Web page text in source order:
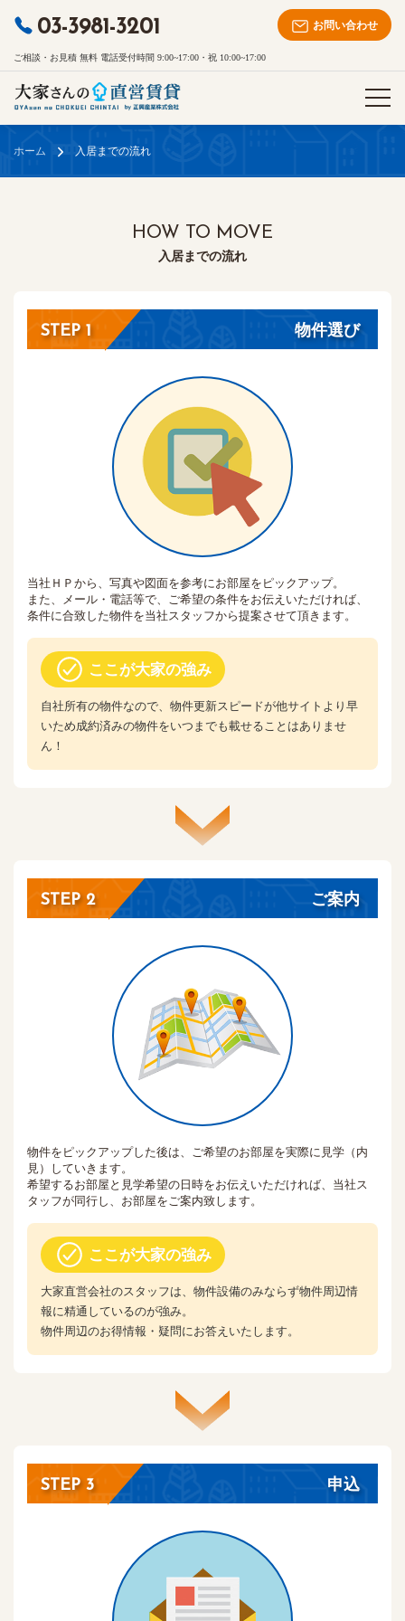
03-3981-3201
ご相談・お見積 無料 電話受付時間 9:00~17:00・祝 10:00~17:00
お問い合わせ
ホーム 入居までの流れ
HOW TO MOVE
入居までの流れ
物件選び
STEP 1
当社ＨＰから、写真や図面を参考にお部屋をピックアップ。
また、メール・電話等で、ご希望の条件をお伝えいただければ、
条件に合致した物件を当社スタッフから提案させて頂きます。
ここが大家の強み
自社所有の物件なので、物件更新スピードが他サイトより早
いため成約済みの物件をいつまでも載せることはありませ
ん！
ご案内
STEP 2
物件をピックアップした後は、ご希望のお部屋を実際に見学（内
見）していきます。
希望するお部屋と見学希望の日時をお伝えいただければ、当社ス
タッフが同行し、お部屋をご案内致します。
ここが大家の強み
大家直営会社のスタッフは、物件設備のみならず物件周辺情
報に精通しているのが強み。
物件周辺のお得情報・疑問にお答えいたします。
申込
STEP 3